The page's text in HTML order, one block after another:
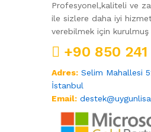
Profesyonel,kaliteli ve
ile sizlere daha iyi
verebilmek için
+90 850
Adres: Selim Mahallesi
İstanbul
Email: